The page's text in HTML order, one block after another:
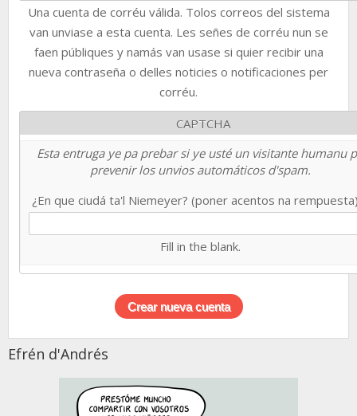
Una cuenta de corréu válida. Tolos correos del sistema
van unviase a esta cuenta. Les señes de corréu nun se
faen públiques y namás van usase si quier recibir una
nueva contraseña o delles noticies o notificaciones per
corréu.
CAPTCHA
Esta entruga ye pa prebar si ye usté un visitante humanu
prevenir los unvios automáticos d'spam.
¿En que ciudá ta'l Niemeyer? (poner acentos na
Fill in the blank.
Efrén d'Andrés